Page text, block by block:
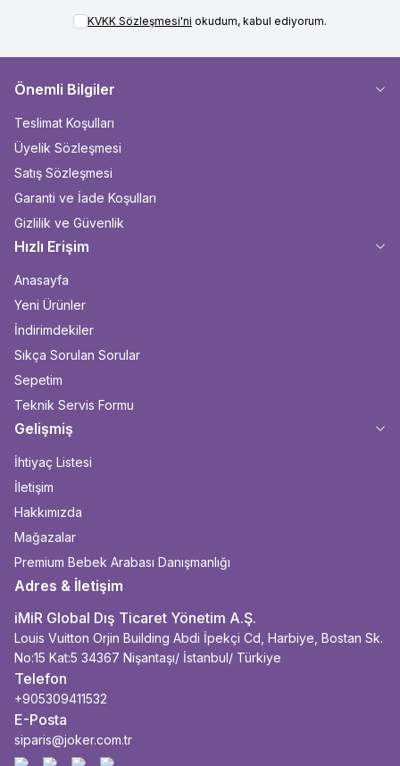
KVKK Sözleşmesi'ni okudum, kabul ediyorum.
Önemli Bilgiler
Teslimat Koşulları
Üyelik Sözleşmesi
Satış Sözleşmesi
Garanti ve İade Koşulları
Gizlilik ve Güvenlik
Hızlı Erişim
Anasayfa
Yeni Ürünler
İndirimdekiler
Sıkça Sorulan Sorular
Sepetim
Teknik Servis Formu
Gelişmiş
İhtiyaç Listesi
İletişim
Hakkımızda
Mağazalar
Premium Bebek Arabası Danışmanlığı
Adres & İletişim
iMiR Global Dış Ticaret Yönetim A.Ş.
Louis Vuitton Orjin Building Abdi İpekçi Cd, Harbiye, Bostan Sk.
No:15 Kat:5 34367 Nişantaşı/ İstanbul/ Türkiye
Telefon
+905309411532
E-Posta
siparis@joker.com.tr